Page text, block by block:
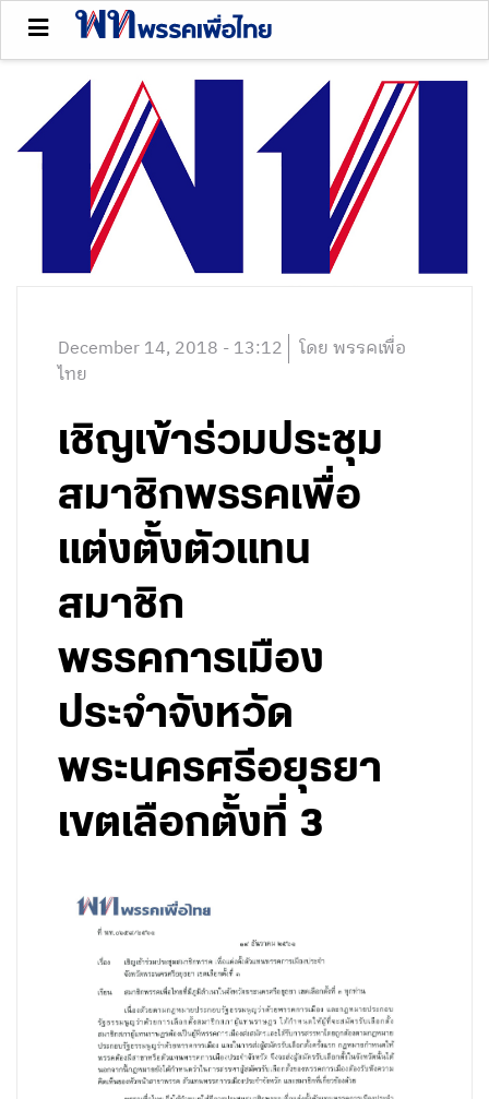
December 14, 2018 - 13:12 โดย พรรคเพื่อ
ไทย
เชิญเข้าร่วมประชุม
สมาชิกพรรคเพื่อ
แต่งตั้งตัวแทน
สมาชิก
พรรคการเมือง
ประจำจังหวัด
พระนครศรีอยุธยา
เขตเลือกตั้งที่ 3